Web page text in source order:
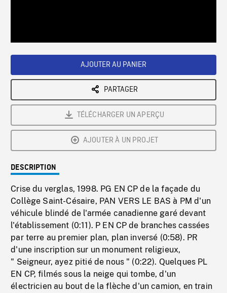
AJOUTER AU PANIER
PARTAGER
TÉLÉCHARGER UN APERÇU
AJOUTER À UN PROJET
DESCRIPTION
Crise du verglas, 1998. PG EN CP de la façade du
Collège Saint-Césaire, PAN VERS LE BAS à PM d'un
véhicule blindé de l'armée canadienne garé devant
l'établissement (0:11). P EN CP de branches cassées
par terre au premier plan, plan inversé (0:58). PR
d'une inscription sur un monument religieux,
" Seigneur, ayez pitié de nous " (0:22). Quelques PL
EN CP, filmés sous la neige qui tombe, d'un
électricien au bout de la flèche d'un camion, en train